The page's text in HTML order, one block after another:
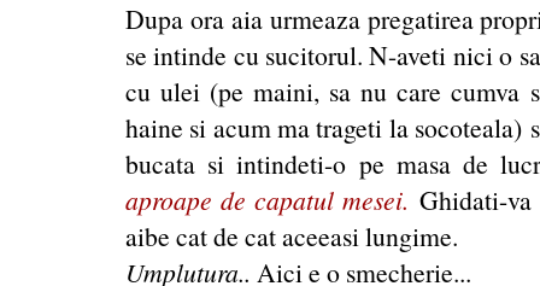
Dupa ora aia urmeaza pregatirea
se intinde cu sucitorul. N-aveti nici o
cu ulei (pe maini, sa nu care cumva
haine si acum ma trageti la
bucata si intindeti-o pe masa de
aproape de capatul mesei. Ghidati-va
aibe cat de cat aceeasi lungime.
Umplutura.. Aici e o smecherie...